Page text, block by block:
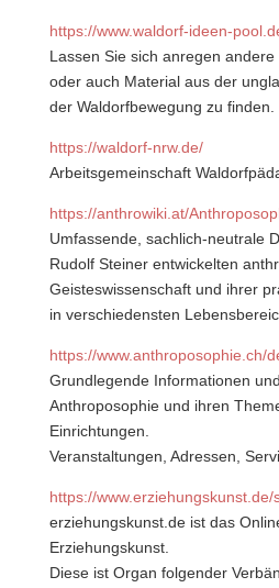
https://www.waldorf-ideen-
Lassen Sie sich anregen
oder auch Material aus der
der Waldorfbewegung zu finden.
https://waldorf-nrw.de/
Arbeitsgemeinschaft
https://anthrowiki.at/
Umfassende, sachlich-neutrale
Rudolf Steiner entwickelten
Geisteswissenschaft und ihrer
in verschiedensten
https://www.anthroposophie.ch/
Grundlegende Informationen
Anthroposophie und ihren
Einrichtungen.
Veranstaltungen, Adressen,
https://www.erziehungskunst.de/
erziehungskunst.de ist das
Erziehungskunst.
Diese ist Organ folgender